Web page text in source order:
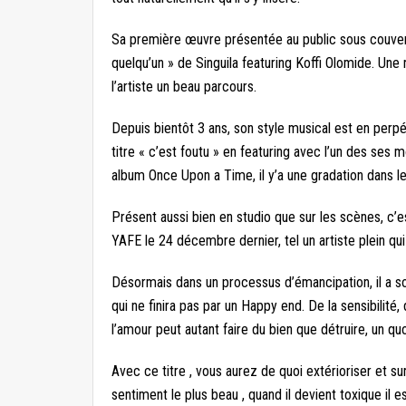
Sa première œuvre présentée au public sous
quelqu’un » de Singuila featuring Koffi Olomide.
l’artiste un beau parcours.
Depuis bientôt 3 ans, son style musical est en
titre « c’est foutu » en featuring avec l’un des ses
album Once Upon a Time, il y’a une gradation dans
Présent aussi bien en studio que sur les scènes,
YAFE le 24 décembre dernier, tel un artiste plein
Désormais dans un processus d’émancipation, il a
qui ne finira pas par un Happy end. De la
l’amour peut autant faire du bien que détruire, un
Avec ce titre , vous aurez de quoi extérioriser et
sentiment le plus beau , quand il devient toxique il